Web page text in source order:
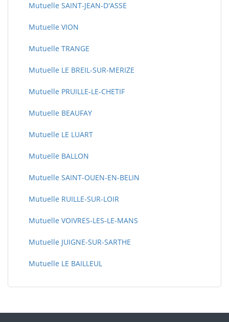
Mutuelle SAINT-JEAN-D'ASSE
Mutuelle VION
Mutuelle TRANGE
Mutuelle LE BREIL-SUR-MERIZE
Mutuelle PRUILLE-LE-CHETIF
Mutuelle BEAUFAY
Mutuelle LE LUART
Mutuelle BALLON
Mutuelle SAINT-OUEN-EN-BELIN
Mutuelle RUILLE-SUR-LOIR
Mutuelle VOIVRES-LES-LE-MANS
Mutuelle JUIGNE-SUR-SARTHE
Mutuelle LE BAILLEUL